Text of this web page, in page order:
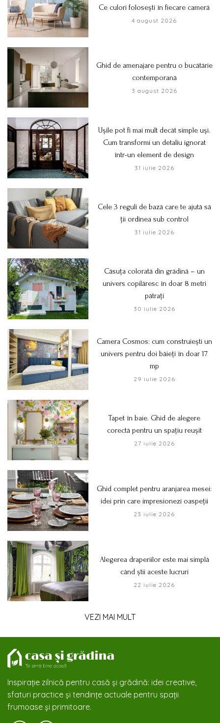
Ce culori folosești în fiecare cameră
4 august 2026
Ghid de amenajare pentru o bucătărie
contemporană
3 august 2026
Ușile pot fi mai mult decât simple uși.
Cum transformi un detaliu ignorat
într-un element de design
31 iulie 2026
Cele 3 reguli de bază care te ajută să
ții ordinea sub control
31 iulie 2026
Căsuța colorată din grădină – un
univers copilăresc în doar 8 metri
pătrați
30 iulie 2026
Camera Cosmos: cum construiești un
univers pentru doi băieți în doar 17
mp
29 iulie 2026
Tapet în baie. Ghid de alegere
corectă pentru un spațiu reușit
27 iulie 2026
Ghid complet pentru aranjarea mesei:
idei prin care impresionezi oaspeții
23 iulie 2026
Alegerea draperiilor este mai simplă
când știi aceste lucruri
22 iulie 2026
VEZI MAI MULT
Inspirație zilnică pentru casă și grădină: idei creative,
sfaturi practice și tendințe actuale pentru spații
frumoase și primitoare.